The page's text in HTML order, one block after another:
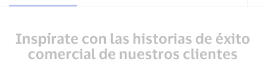
Inspírate con las historias de éxito
comercial de nuestros clientes